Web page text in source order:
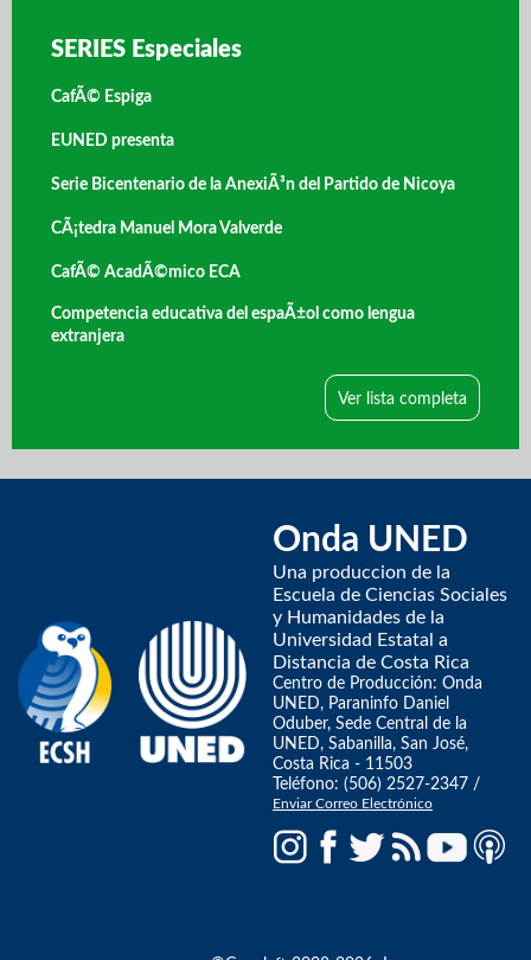
SERIES Especiales
CafÃ© Espiga
EUNED presenta
Serie Bicentenario de la AnexiÃ³n del Partido de Nicoya
CÃ¡tedra Manuel Mora Valverde
CafÃ© AcadÃ©mico ECA
Competencia educativa del espaÃ±ol como lengua
extranjera
Ver lista completa
Onda UNED
Una produccion de la
Escuela de Ciencias Sociales
y Humanidades de la
Universidad Estatal a
Distancia de Costa Rica
Centro de Producción: Onda
UNED, Paraninfo Daniel
Oduber, Sede Central de la
UNED, Sabanilla, San José,
Costa Rica - 11503
Teléfono: (506) 2527-2347 /
Enviar Correo Electrónico